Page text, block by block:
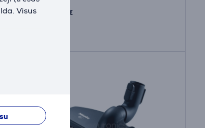
Visus
.99 €